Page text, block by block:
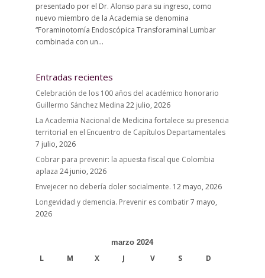
presentado por el Dr. Alonso para su ingreso, como
nuevo miembro de la Academia se denomina
“Foraminotomía Endoscópica Transforaminal Lumbar
combinada con un...
Entradas recientes
Celebración de los 100 años del académico honorario
Guillermo Sánchez Medina 22 julio, 2026
La Academia Nacional de Medicina fortalece su presencia
territorial en el Encuentro de Capítulos Departamentales
7 julio, 2026
Cobrar para prevenir: la apuesta fiscal que Colombia
aplaza 24 junio, 2026
Envejecer no debería doler socialmente. 12 mayo, 2026
Longevidad y demencia. Prevenir es combatir7 mayo,
2026
marzo 2024
L M X J V S D